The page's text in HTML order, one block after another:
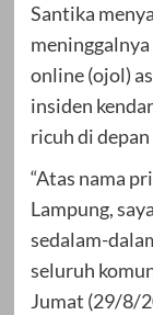
Santika
online (ojol)
insiden
ricuh di
“Atas nama
Lampung,
sedalam-
seluruh
Jumat (29/8/